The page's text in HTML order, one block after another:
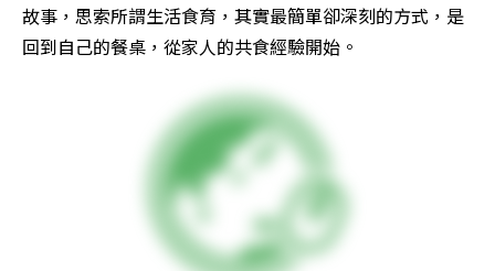
故事，思索所謂生活食育，其實最簡單卻深刻的方式，是
回到自己的餐桌，從家人的共食經驗開始。